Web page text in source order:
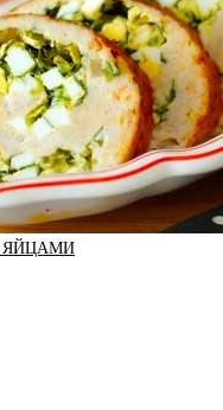
ЯЙЦАМИ